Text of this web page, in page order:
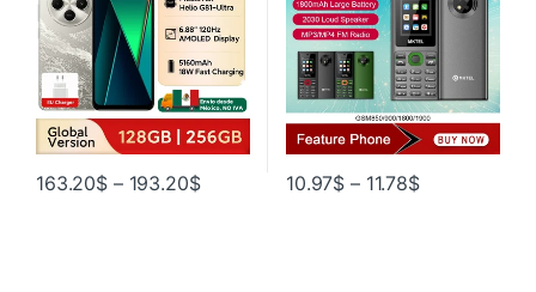
163.20$ – 193.20$ 10.97$ – 11.78$